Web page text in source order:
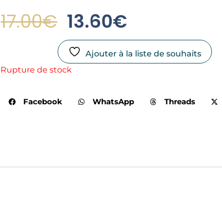
17.00€ Le
Prix
Initial
Était :
17.00€.
13.60€Le
Prix
Actuel
13.60€.
Ajouter à la liste de souhaits
Rupture de stock
Facebook WhatsApp Threads